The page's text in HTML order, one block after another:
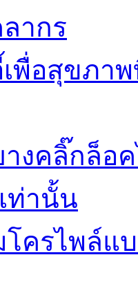
ากร
เพื่อสุขภา
างคลิ๊กล็อ
ท่านั้น
โครไพล์